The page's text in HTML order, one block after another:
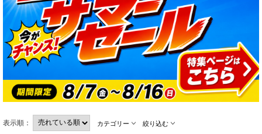
表示順： カテゴリー 絞り込む